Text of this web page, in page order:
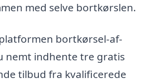
med selve bortkørslen.
bortkørsel-af-
nemt indhente tre gratis
tilbud fra kvalificerede